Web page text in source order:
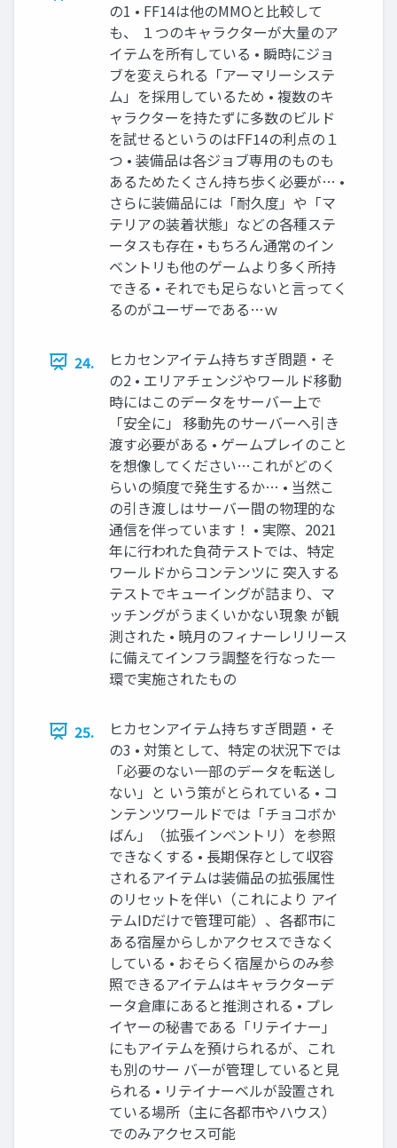
の1 • FF14は他のMMOと比較して
も、 １つのキャラクターが大量のア
イテムを所有している • 瞬時にジョ
ブを変えられる「アーマリーシステ
ム」を採用しているため • 複数のキ
ャラクターを持たずに多数のビルド
を試せるというのはFF14の利点の１
つ • 装備品は各ジョブ専用のものも
あるためたくさん持ち歩く必要が… •
さらに装備品には「耐久度」や「マ
テリアの装着状態」などの各種ステ
ータスも存在 • もちろん通常のイン
ベントリも他のゲームより多く所持
できる • それでも足らないと言ってく
るのがユーザーである…ｗ
24.
ヒカセンアイテム持ちすぎ問題・そ
の2 • エリアチェンジやワールド移動
時にはこのデータをサーバー上で
「安全に」 移動先のサーバーへ引き
渡す必要がある • ゲームプレイのこと
を想像してください…これがどのく
らいの頻度で発生するか… • 当然こ
の引き渡しはサーバー間の物理的な
通信を伴っています！ • 実際、2021
年に行われた負荷テストでは、特定
ワールドからコンテンツに 突入する
テストでキューイングが詰まり、マ
ッチングがうまくいかない現象 が観
測された • 暁月のフィナーレリリース
に備えてインフラ調整を行なった一
環で実施されたもの
25.
ヒカセンアイテム持ちすぎ問題・そ
の3 • 対策として、特定の状況下では
「必要のない一部のデータを転送し
ない」と いう策がとられている • コ
ンテンツワールドでは「チョコボか
ばん」（拡張インベントリ）を参照
できなくする • 長期保存として収容
されるアイテムは装備品の拡張属性
のリセットを伴い（これにより アイ
テムIDだけで管理可能）、各都市に
ある宿屋からしかアクセスできなく
している • おそらく宿屋からのみ参
照できるアイテムはキャラクターデ
ータ倉庫にあると推測される • プレ
イヤーの秘書である「リテイナー」
にもアイテムを預けられるが、これ
も別のサー バーが管理していると見
られる • リテイナーベルが設置され
ている場所（主に各都市やハウス）
でのみアクセス可能